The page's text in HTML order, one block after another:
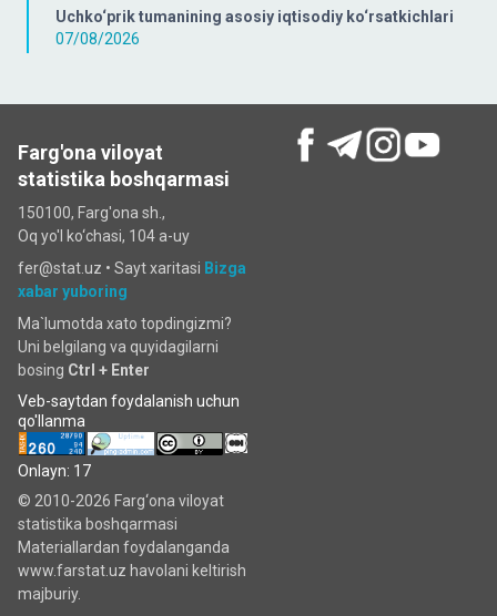
Uchko‘prik tumanining asosiy iqtisodiy ko‘rsatkichlari
07/08/2026
Farg'ona viloyat
statistika boshqarmasi
150100, Farg'ona sh.,
Oq yo'l ko‘chаsi, 104 a-uy
fer@stat.uz • Sayt xaritasi Bizga
xabar yuboring
Ma`lumotda xato topdingizmi?
Uni belgilang va quyidagilarni
bosing Ctrl + Enter
Veb-saytdan foydalanish uchun
qo'llanma
Onlayn: 17
© 2010-2026 Farg‘ona viloyat
statistika boshqarmasi
Materiallardan foydalanganda
www.farstat.uz havolani keltirish
majburiy.